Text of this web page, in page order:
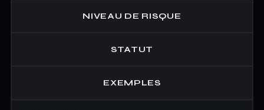
NIVEAU DE RISQUE
STATUT
EXEMPLES